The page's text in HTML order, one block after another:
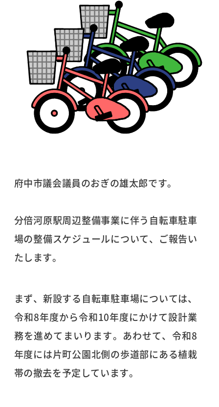
府中市議会議員のおぎの雄太郎です。
分倍河原駅周辺整備事業に伴う自転車駐車
場の整備スケジュールについて、ご報告い
たします。
まず、新設する自転車駐車場については、
令和8年度から令和10年度にかけて設計業
務を進めてまいります。あわせて、令和8
年度には片町公園北側の歩道部にある植栽
帯の撤去を予定しています。